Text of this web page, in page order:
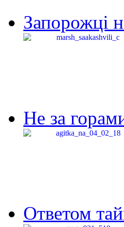
Запорожці
Не за
Ответом